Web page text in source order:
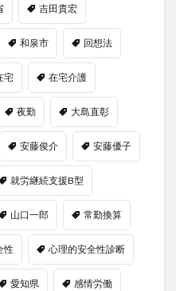
吉田貴宏
和泉市 回想法
宅 在宅介護
夜勤 大島直彰
安藤俊介 安藤優子
就労継続支援B型
山口一郎 常勤換算
性 心理的安全性診断
愛知県 感情労働